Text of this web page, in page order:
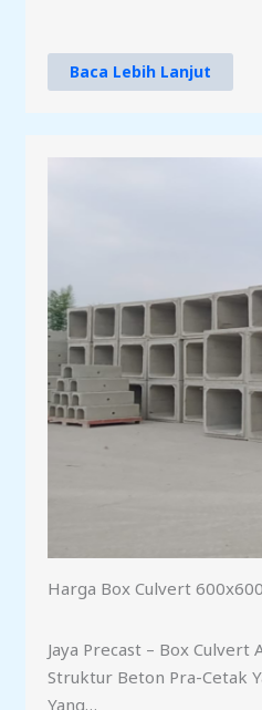
Baca Lebih Lanjut
Harga Box Culvert
Jaya Precast – Box Culvert
Struktur Beton Pra-Cetak
Yang…